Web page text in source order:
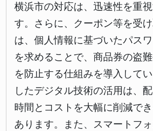
横浜市の対応は、迅速性を重
す。さらに、クーポン等を受
は、個人情報に基づいたパス
を求めることで、商品券の盗
を防止する仕組みを導入して
したデジタル技術の活用は、
時間とコストを大幅に削減で
あります。また、スマートフ